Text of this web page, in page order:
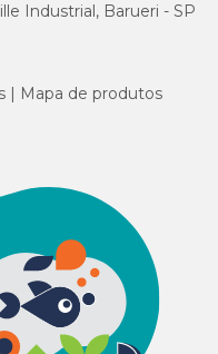
Industrial, Barueri - SP
Mapa de produtos